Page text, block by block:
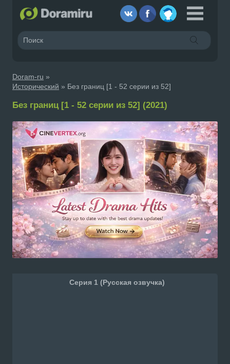
Doram-ru »
Исторический » Без границ [1 - 52 серии из 52]
Без границ [1 - 52 серии из 52] (2021)
Серия 1 (Русская озвучка)